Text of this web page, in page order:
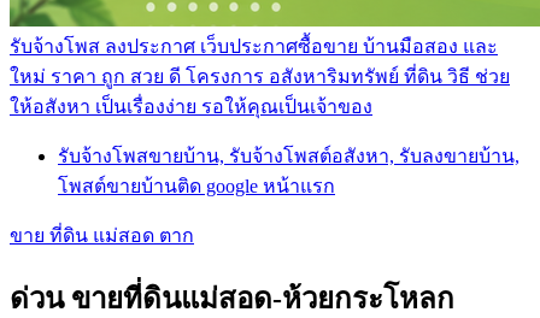
รับจ้างโพส ลงประกาศ เว็บประกาศซื้อขาย บ้านมือสอง และ
ใหม่ ราคา ถูก สวย ดี โครงการ อสังหาริมทรัพย์ ที่ดิน วิธี ช่วย
ให้อสังหา เป็นเรื่องง่าย รอให้คุณเป็นเจ้าของ
รับจ้างโพสขายบ้าน, รับจ้างโพสต์อสังหา, รับลงขายบ้าน,
โพสต์ขายบ้านติด google หน้าแรก
ขาย ที่ดิน แม่สอด ตาก
ด่วน ขายที่ดินแม่สอด-ห้วยกระโหลก